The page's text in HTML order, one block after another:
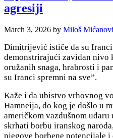
agresiji
March 3, 2026 by Miloš
Dimitrijević ističe da su
demonstrirajući zavidan nivo
oružanih snaga, hrabrosti i
su Iranci spremni na sve”.
Kaže i da ubistvo vrhovnog
Hamneija, do kog je došlo u
američkom vazdušnom udaru
skrhati borbu iranskog
njegove borbene potencijale i